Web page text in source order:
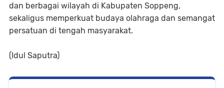
dan berbagai wilayah di Kabupaten Soppeng,
sekaligus memperkuat budaya olahraga dan semangat
persatuan di tengah masyarakat.
(Idul Saputra)